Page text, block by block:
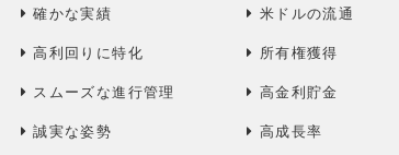
確かな実績
高利回りに特化
スムーズな進行管理
誠実な姿勢
米ドルの流通
所有権獲得
高金利貯金
高成長率